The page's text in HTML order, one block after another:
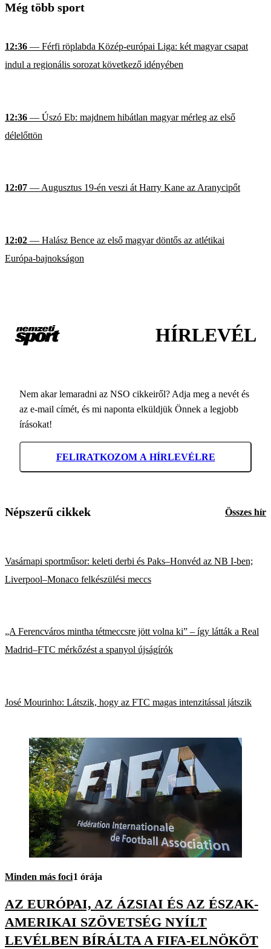
Még több sport
12:36 — Férfi röplabda Közép-európai Liga: két magyar csapat
indul a regionális sorozat következő idényében
12:36 — Úszó Eb: majdnem hibátlan magyar mérleg az első
délelőttön
12:07 — Augusztus 19-én veszi át Harry Kane az Aranycipőt
12:02 — Halász Bence az első magyar döntős az atlétikai
Európa-bajnokságon
HÍRLEVÉL
Nem akar lemaradni az NSO cikkeiről? Adja meg a nevét és
az e-mail címét, és mi naponta elküldjük Önnek a legjobb
írásokat!
FELIRATKOZOM A HÍRLEVÉLRE
Népszerű cikkek Összes hír
Vasárnapi sportműsor: keleti derbi és Paks–Honvéd az NB I-ben;
Liverpool–Monaco felkészülési meccs
„A Ferencváros mintha tétmeccsre jött volna ki” – így látták a Real
Madrid–FTC mérkőzést a spanyol újságírók
José Mourinho: Látszik, hogy az FTC magas intenzitással játszik
Minden más foci1 órája
AZ EURÓPAI, AZ ÁZSIAI ÉS AZ ÉSZAK-
AMERIKAI SZÖVETSÉG NYÍLT
LEVÉLBEN BÍRÁLTA A FIFA-ELNÖKÖT